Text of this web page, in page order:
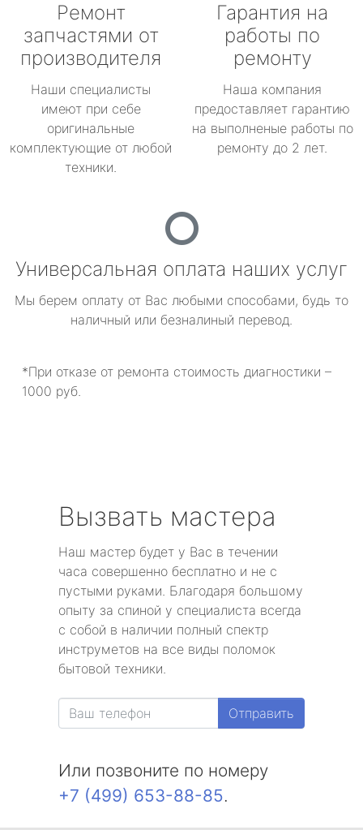
Ремонт
запчастями от
производителя
Наши специалисты
имеют при себе
оригинальные
комплектующие от любой
техники.
Гарантия на
работы по
ремонту
Наша компания
предоставляет гарантию
на выполненые работы по
ремонту до 2 лет.
Универсальная оплата наших услуг
Мы берем оплату от Вас любыми способами, будь то
наличный или безналиный перевод.
*При отказе от ремонта стоимость диагностики –
1000 руб.
Вызвать мастера
Наш мастер будет у Вас в течении
часа совершенно бесплатно и не с
пустыми руками. Благодаря большому
опыту за спиной у специалиста всегда
с собой в наличии полный спектр
инструметов на все виды поломок
бытовой техники.
Отправить
Или позвоните по номеру
+7 (499) 653-88-85.